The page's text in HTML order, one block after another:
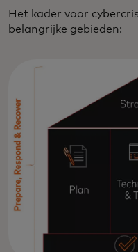
Het kader voor
belangrijke gebieden: